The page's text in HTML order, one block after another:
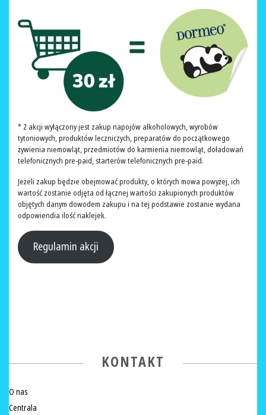
* Z akcji wyłączony jest zakup napojów alkoholowych, wyrobów
tytoniowych, produktów leczniczych, preparatów do początkowego
żywienia niemowląt, przedmiotów do karmienia niemowląt, doładowań
telefonicznych pre-paid, starterów telefonicznych pre-paid.
Jeżeli zakup będzie obejmować produkty, o których mowa powyżej, ich
wartość zostanie odjęta od łącznej wartości zakupionych produktów
objętych danym dowodem zakupu i na tej podstawie zostanie wydana
odpowiendia ilość naklejek.
Regulamin akcji
KONTAKT
O nas
Centrala